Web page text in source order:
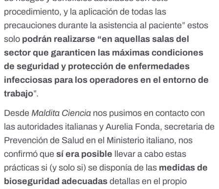
procedimiento, y la aplicación de todas las
precauciones durante la asistencia al paciente” estos
solo podrán realizarse “en aquellas salas del
sector que garanticen las máximas condiciones
de seguridad y protección de enfermedades
infecciosas para los operadores en el entorno de
trabajo”.
Desde Maldita Ciencia nos pusimos en contacto con
las autoridades italianas y Aurelia Fonda, secretaria de
Prevención de Salud en el Ministerio italiano, nos
confirmó que sí era posible llevar a cabo estas
prácticas si (y solo si) se disponía de las medidas de
bioseguridad adecuadas detallas en el propio